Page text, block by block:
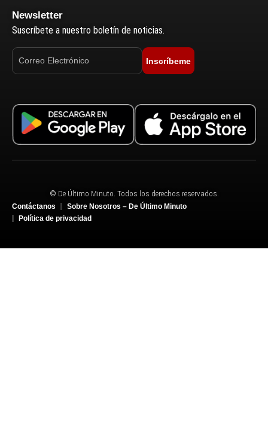
Newsletter
Suscríbete a nuestro boletín de noticias.
Inscríbeme
© De Último Minuto. Todos los derechos reservados.
Contáctanos
Sobre Nosotros – De Último Minuto
Política de privacidad